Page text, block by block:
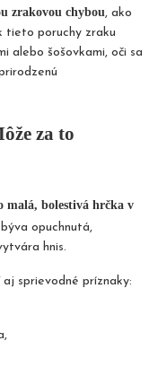
zrakovou chybou, ako
tieto poruchy zraku
alebo šošovkami, oči sa
za to
malá, bolestivá hrčka v
opuchnutá,
hnis.
sprievodné príznaky: